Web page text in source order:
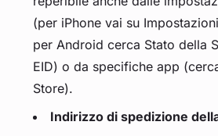
(per iPhone vai su
per Android cerca Stato della
EID) o da specifiche app
Store).
Indirizzo di spedizione